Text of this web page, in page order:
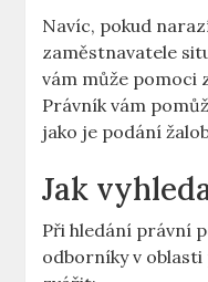
Navíc, pokud
zaměstnavatele
vám může pomoci
Právník vám
jako je podání
Jak
Při hledání právní
odborníky v